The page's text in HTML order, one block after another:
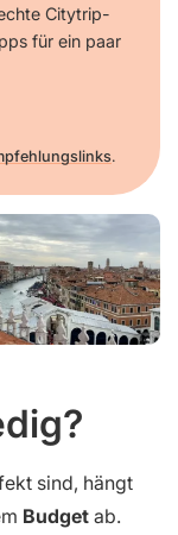
Citytrip-
für ein paar
.
sind, hängt
Budget ab.